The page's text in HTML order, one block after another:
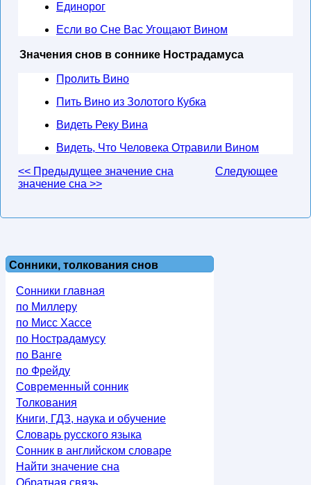
Единорог
Если во Сне Вас Угощают Вином
Значения снов в соннике Нострадамуса
Пролить Вино
Пить Вино из Золотого Кубка
Видеть Реку Вина
Видеть, Что Человека Отравили Вином
<< Предыдущее значение сна
Следующее
значение сна >>
Сонники, толкования снов
Сонники главная
по Миллеру
по Мисс Хассе
по Нострадамусу
по Ванге
по Фрейду
Современный сонник
Толкования
Книги, ГДЗ, наука и обучение
Словарь русского языка
Сонник в английском словаре
Найти значение сна
Обратная связь